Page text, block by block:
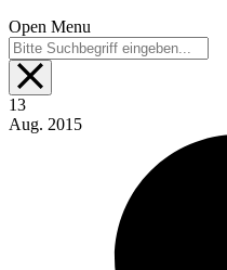
Open Menu
13
Aug. 2015